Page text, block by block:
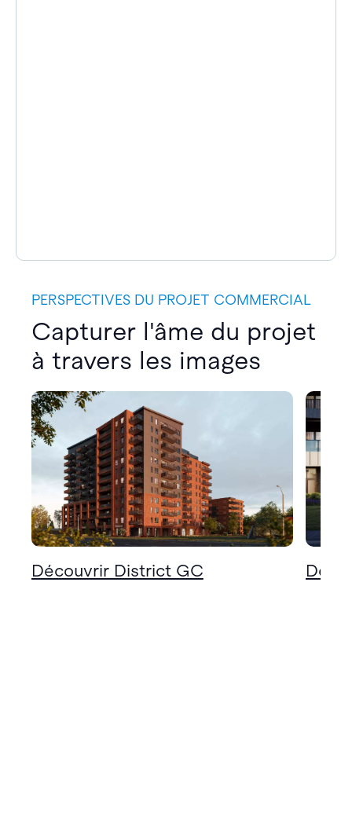
PERSPECTIVES DU PROJET COMMERCIAL
Capturer l'âme du projet
à travers les images
Découvrir District GC